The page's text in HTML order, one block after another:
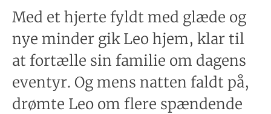
Med et hjerte fyldt med glæde og
nye minder gik Leo hjem, klar til
at fortælle sin familie om dagens
eventyr. Og mens natten faldt på,
drømte Leo om flere spændende